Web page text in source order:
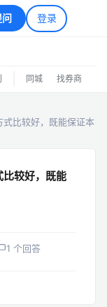
问 登录
同城 找券商
比较好，既能保证本
较好，既能
1 个回答